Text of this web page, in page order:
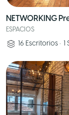
NETWORKING
ESPACIOS
16 Escritorios • 1